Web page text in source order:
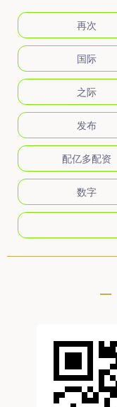
再次
国际
之际
发布
配亿多配资
数字